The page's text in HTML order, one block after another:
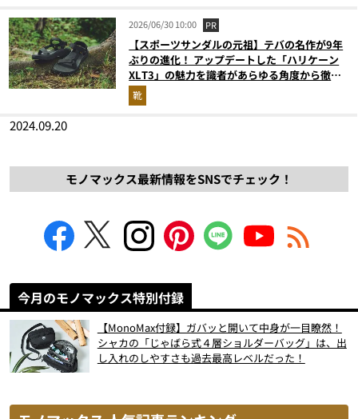
2026/06/30 10:00 PR
【スポーツサンダルの元祖】テバの名作が9年
ぶりの進化！ アップデートした「ハリケーン
XLT3」の魅力を識者があらゆる角度から徹底
解説！
靴
2024.09.20
モノマックス最新情報をSNSでチェック！
今月のモノマックス特別付録
【MonoMax付録】ガバッと開いて中身が一目瞭然！
シャカの「じゃばら式４層ショルダーバッグ」は、出
し入れのしやすさも過去最高レベルだった！